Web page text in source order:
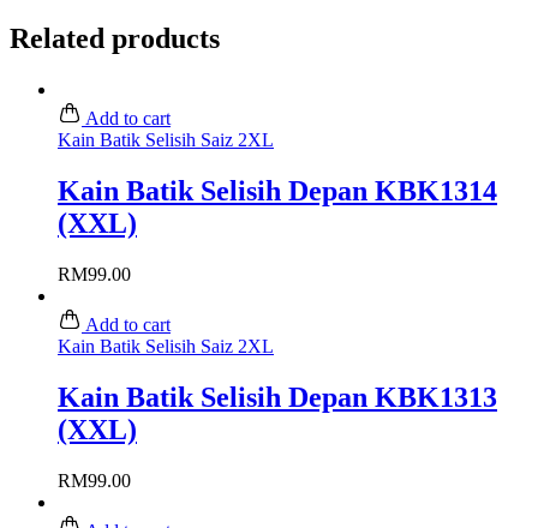
Related products
Add to cart
Kain Batik Selisih Saiz 2XL
Kain Batik Selisih Depan KBK1314
(XXL)
RM99.00
Add to cart
Kain Batik Selisih Saiz 2XL
Kain Batik Selisih Depan KBK1313
(XXL)
RM99.00